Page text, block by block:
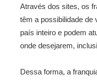
Através dos sites, os
têm a possibilidade de
país inteiro e podem
onde desejarem,
Dessa forma, a